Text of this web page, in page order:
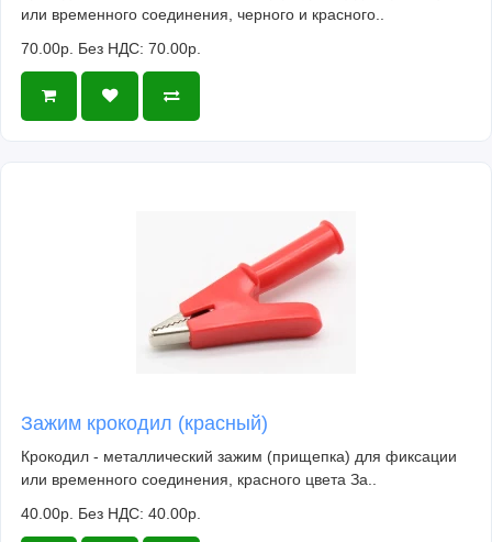
или временного соединения, черного и красного..
70.00р. Без НДС: 70.00р.
Зажим крокодил (красный)
Крокодил - металлический зажим (прищепка) для фиксации
или временного соединения, красного цвета За..
40.00р. Без НДС: 40.00р.